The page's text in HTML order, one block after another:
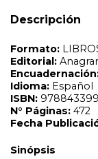
Descripción